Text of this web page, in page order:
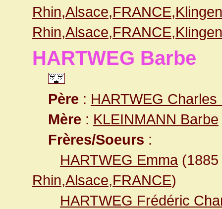
HARTWEG Barbe
Père : HARTWEG Charles
Mère : KLEINMANN Barbe
Frères/Soeurs :
HARTWEG Emma(1885
Rhin,Alsace,FRANCE)
HARTWEG Frédéric